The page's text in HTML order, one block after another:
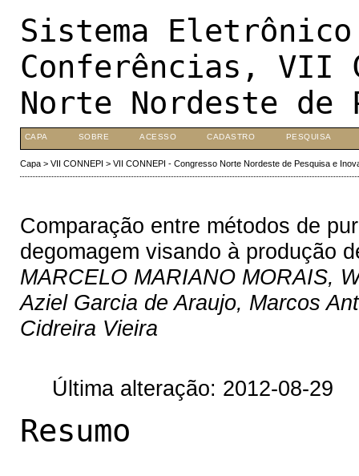
Sistema
Conferências, VII
Norte Nordeste de
CAPA SOBRE ACESSO CADASTRO PESQUISA
Capa> VII CONNEPI > VII CONNEPI - Congresso Norte Nordeste de Pesquisa e
Comparação entre métodos de
degomagem visando à produção
MARCELO MARIANO MORAIS,
Aziel Garcia de Araujo, Marcos
Cidreira Vieira
Última alteração: 2012-08-29
Resumo